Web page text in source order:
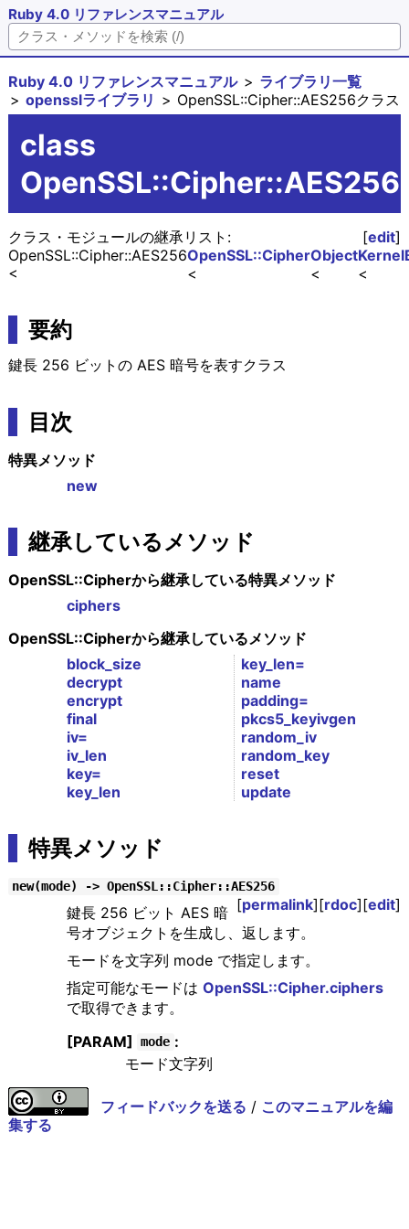
Ruby 4.0 リファレンスマニュアル
Ruby 4.0 リファレンスマニュアル
ライブラリ一覧
opensslライブラリ
OpenSSL::Cipher::AES256クラス
class
OpenSSL::Cipher::AES256
[edit]
クラス・モジュールの継承リスト:
Kernel
Object
OpenSSL::Cipher
OpenSSL::Cipher::AES256
要約
鍵長 256 ビットの AES 暗号を表すクラス
目次
特異メソッド
new
継承しているメソッド
OpenSSL::Cipherから継承している特異メソッド
ciphers
OpenSSL::Cipherから継承しているメソッド
block_size
decrypt
encrypt
final
iv=
iv_len
key=
key_len
key_len=
name
padding=
pkcs5_keyivgen
random_iv
random_key
reset
update
特異メソッド
new(mode) -> OpenSSL::Cipher::AES256
[permalink][rdoc][edit]
鍵長 256 ビット AES 暗
号オブジェクトを生成し、返します。
モードを文字列 mode で指定します。
指定可能なモードは OpenSSL::Cipher.ciphers
で取得できます。
[PARAM]
mode :
モード文字列
フィードバックを送る / このマニュアルを編
集する